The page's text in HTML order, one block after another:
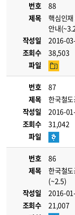
번호
88
제목
핵심인
안내
작성일
2016-
조회수
38,503
파일
번호
87
제목
한국철
작성일
2016-
조회수
31,042
파일
번호
86
제목
한국철
(~2.5)
작성일
2016-
조회수
21,007